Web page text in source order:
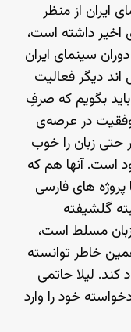
ایران از منظر
اخیر داشته است،
سینمای ایران
دیگر فعالیت
بگویم که صرفِ
در عرصه‌ی
حتی زبان را خوب
است. آنها هم که
های فارسی
گلشیفته
مسلط است،
خاطر توانسته
لیلا حاتمی
خود را وارد